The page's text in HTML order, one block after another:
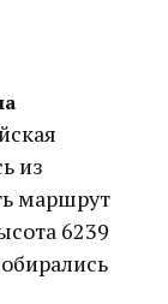
из
маршрут
6239